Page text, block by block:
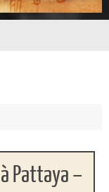
Pattaya –